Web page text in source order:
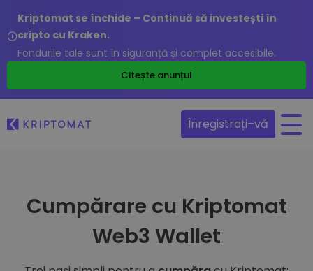
Kriptomat se închide – Continuă să investești în
cripto cu Kraken.
Fondurile tale sunt în siguranță și complet accesibile.
Citește anunțul
Înregistrați–vă
Cumpărare cu Kriptomat
Web3 Wallet